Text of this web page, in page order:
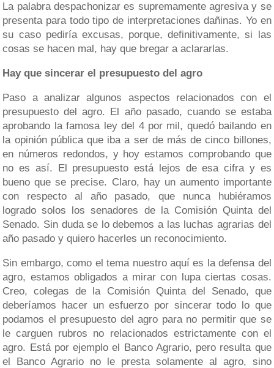
La palabra despachonizar es supremamente agresiva y se
presenta para todo tipo de interpretaciones dañinas. Yo en
su caso pediría excusas, porque, definitivamente, si las
cosas se hacen mal, hay que bregar a aclararlas.
Hay que sincerar el presupuesto del agro
Paso a analizar algunos aspectos relacionados con el
presupuesto del agro. El año pasado, cuando se estaba
aprobando la famosa ley del 4 por mil, quedó bailando en
la opinión pública que iba a ser de más de cinco billones,
en números redondos, y hoy estamos comprobando que
no es así. El presupuesto está lejos de esa cifra y es
bueno que se precise. Claro, hay un aumento importante
con respecto al año pasado, que nunca hubiéramos
logrado solos los senadores de la Comisión Quinta del
Senado. Sin duda se lo debemos a las luchas agrarias del
año pasado y quiero hacerles un reconocimiento.
Sin embargo, como el tema nuestro aquí es la defensa del
agro, estamos obligados a mirar con lupa ciertas cosas.
Creo, colegas de la Comisión Quinta del Senado, que
deberíamos hacer un esfuerzo por sincerar todo lo que
podamos el presupuesto del agro para no permitir que se
le carguen rubros no relacionados estrictamente con el
agro. Está por ejemplo el Banco Agrario, pero resulta que
el Banco Agrario no le presta solamente al agro, sino